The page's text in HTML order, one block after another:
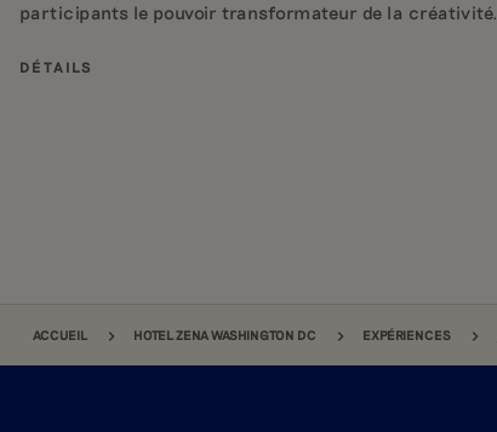
participants le pouvoir transformateur de la créativité.
DÉTAILS
FIL D'ARIANE
ACCUEIL HOTEL ZENA WASHINGTON DC EXPÉRIENCES